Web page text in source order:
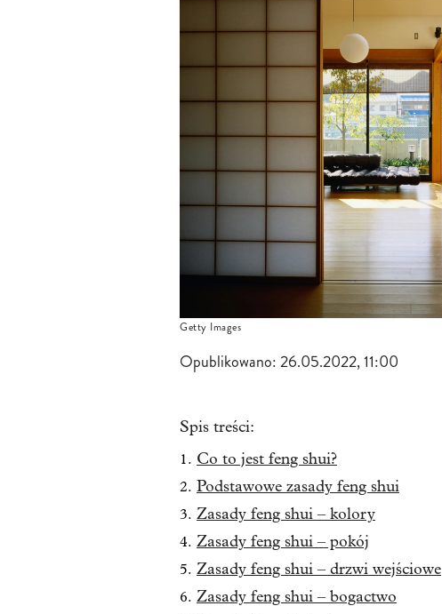
Getty Images
Opublikowano:26.05.2022, 11:00
Spis treści:
Co to jest feng shui?
Podstawowe zasady feng shui
Zasady feng shui – kolory
Zasady feng shui – pokój
Zasady feng shui – drzwi wejściowe
Zasady feng shui – bogactwo